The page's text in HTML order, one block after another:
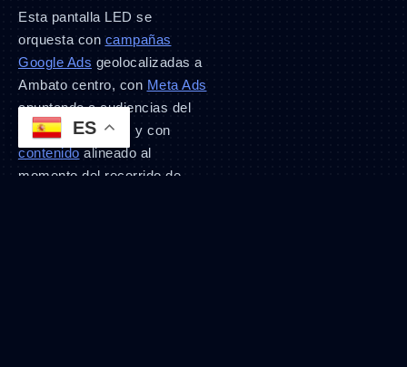
Esta pantalla LED se
orquesta con campañas
Google Ads geolocalizadas a
Ambato centro, con Meta Ads
apuntando a audiencias del
corredor Cevallos y con
contenidoalineado al
momento del recorrido de
ES